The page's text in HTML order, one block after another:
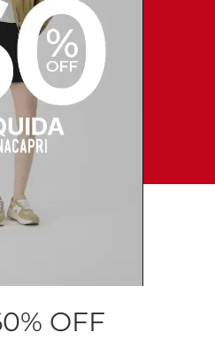
OFF